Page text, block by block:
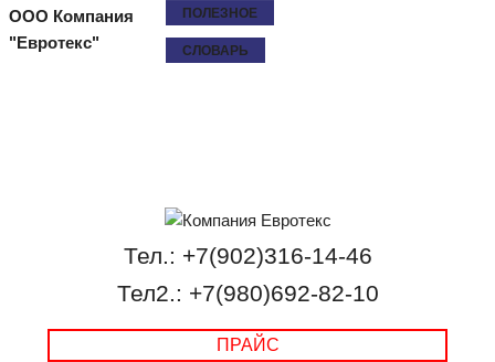
ООО Компания
"Евротекс"
ПОЛЕЗНОЕ
СЛОВАРЬ
Тел.: +7(902)316-14-46
Тел2.: +7(980)692-82-10
ПРАЙС